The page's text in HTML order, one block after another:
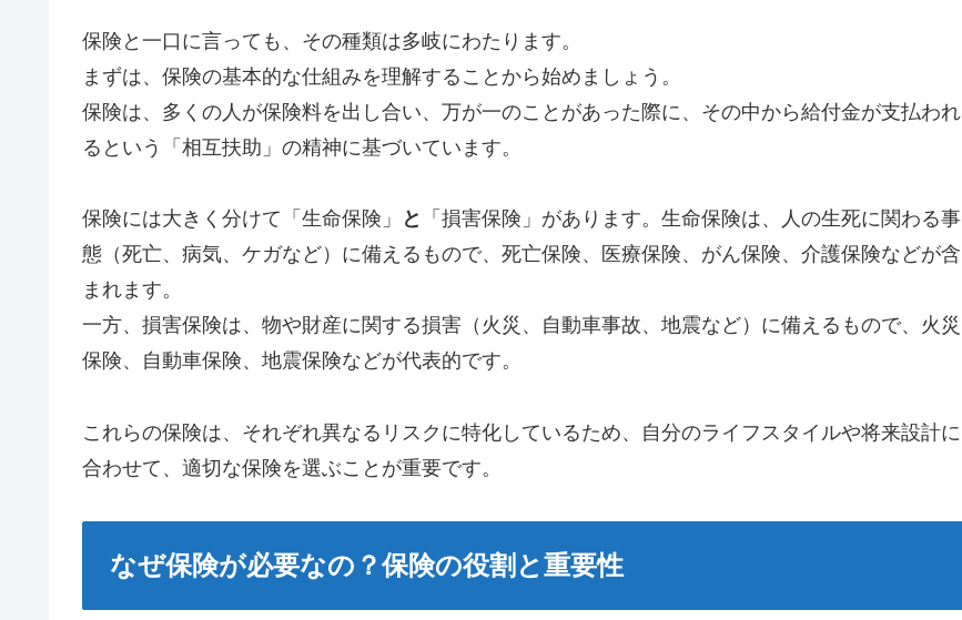
保険と一口に言っても、その種類は多岐にわたります。
まずは、保険の基本的な仕組みを理解することから始めましょう。
保険は、多くの人が保険料を出し合い、万が一のことがあった際に、その中から給付金が支払われ
るという「相互扶助」の精神に基づいています。
保険には大きく分けて「生命保険」 と
「損害保険」があります。生命保険は、人の生死に関わる事
態（死亡、病気、ケガなど）に備えるもので、死亡保険、医療保険、がん保険、介護保険などが含
まれます。
一方、損害保険は、物や財産に関する損害（火災、自動車事故、地震など）に備えるもので、火災
保険、自動車保険、地震保険などが代表的です。
これらの保険は、それぞれ異なるリスクに特化しているため、自分のライフスタイルや将来設計に
合わせて、適切な保険を選ぶことが重要です。
なぜ保険が必要なの？保険の役割と重要性